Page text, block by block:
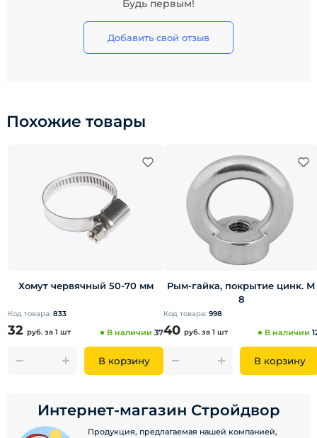
Будь первым!
Добавить свой отзыв
Похожие товары
Хомут червячный 50-70 мм
Код товара: 833
32 руб. за 1 шт В наличии 37
В корзину
Рым-гайка, покрытие цинк. М
8
Код товара: 998
40 руб. за 1 шт В наличии
В корзину
Интернет-магазин Стройдвор
Продукция, предлагаемая нашей компанией,